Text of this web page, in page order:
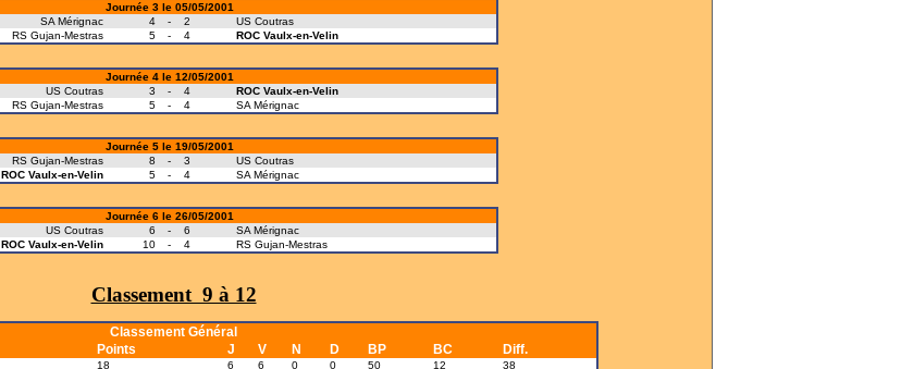
Journée 3 le 05/05/2001
SA Mérignac
4 - 2
US Coutras
RS Gujan-Mestras
5 - 4 ROC Vaulx-en-Velin
Journée 4 le 12/05/2001
US Coutras
3 - 4
ROC Vaulx-en-Velin
RS Gujan-Mestras
5 - 4 SA Mérignac
Journée 5 le 19/05/2001
RS Gujan-Mestras
8 - 3
US Coutras
ROC Vaulx-en-Velin
5 - 4 SA Mérignac
Journée 6 le 26/05/2001
US Coutras
6 - 6
SA Mérignac
ROC Vaulx-en-Velin
10 - 4 RS Gujan-Mestras
Classement 9 à 12
Classement Général
Points J V N D BP BC Diff.
18 6 6 0 0 50 12
38